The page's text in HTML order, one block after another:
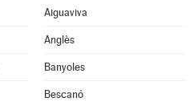
Aiguaviva
Anglès
Banyoles
Bescanó